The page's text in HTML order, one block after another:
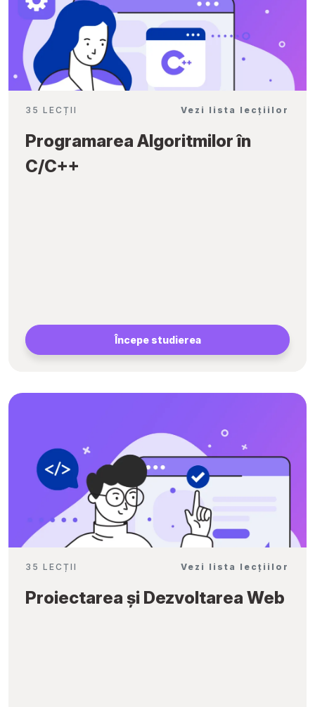
35 LECȚII Vezi lista lecțiilor
Programarea Algoritmilor în
C/C++
Începe studierea
35 LECȚII Vezi lista lecțiilor
Proiectarea și Dezvoltarea Web